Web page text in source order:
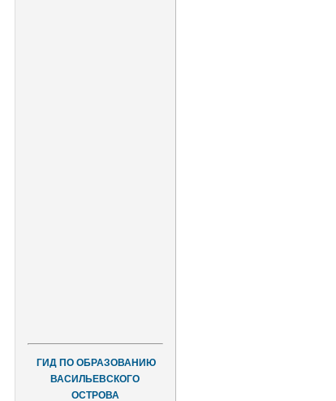
ГИД ПО ОБРАЗОВАНИЮ
ВАСИЛЬЕВСКОГО
ОСТРОВА